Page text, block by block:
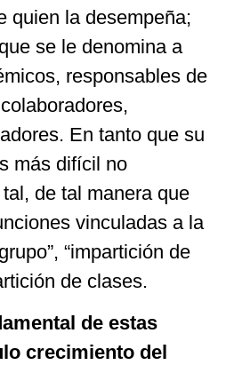
quien la desempeña;
se le denomina a
responsables de
En tanto que su
más difícil no
de tal manera que
vinculadas a la
“impartición de
de clases.
de estas
crecimiento del